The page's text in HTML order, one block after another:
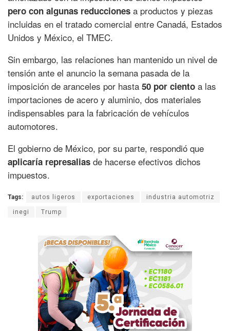
pero con algunas reducciones a productos y piezas
incluidas en el tratado comercial entre Canadá, Estados
Unidos y México, el TMEC.
Sin embargo, las relaciones han mantenido un nivel de
tensión ante el anuncio la semana pasada de la
imposición de aranceles por hasta 50 por ciento a las
importaciones de acero y aluminio, dos materiales
indispensables para la fabricación de vehículos
automotores.
El gobierno de México, por su parte, respondió que
aplicaría represalias de hacerse efectivos dichos
impuestos.
Tags: autos ligeros exportaciones industria automotriz
inegi Trump